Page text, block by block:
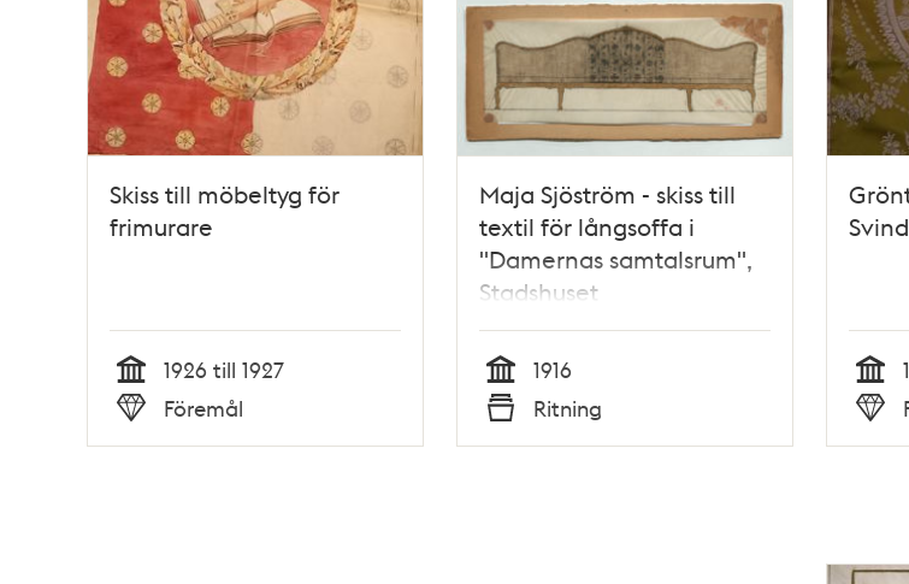
Skiss till möbeltyg för
frimurare
Tid
1926 till 1927
Typ
Föremål
Maja Sjöström - skiss till
textil för långsoffa i
"Damernas samtalsrum",
Stadshuset
Tid
1916
Typ
Ritning Tid
Typ